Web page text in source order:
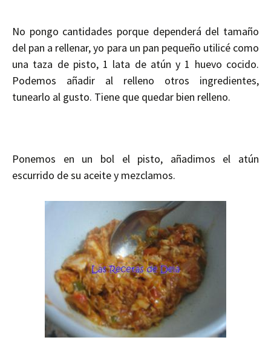
No pongo cantidades porque dependerá del tamaño
del pan a rellenar, yo para un pan pequeño utilicé como
una taza de pisto, 1 lata de atún y 1 huevo cocido.
Podemos añadir al relleno otros ingredientes,
tunearlo al gusto. Tiene que quedar bien relleno.
Ponemos en un bol el pisto, añadimos el atún
escurrido de su aceite y mezclamos.